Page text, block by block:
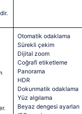
Otomatik odaklama
Sürekli çekim
Dijital zoom
Coğrafi etiketleme
Panorama
HDR
Dokunmatik odaklama
Yüz algılama
Beyaz dengesi ayarları